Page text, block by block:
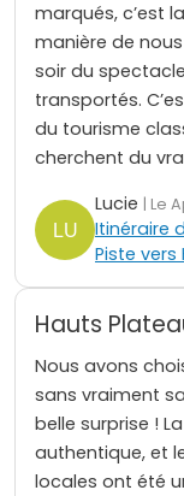
marqués, c’est
manière de
soir du
transportés.
du tourisme
cherchent du
Lucie | Le
Itinéraire
Piste vers
Hauts
Nous avons
sans vraiment
belle surprise !
authentique, et
locales ont été